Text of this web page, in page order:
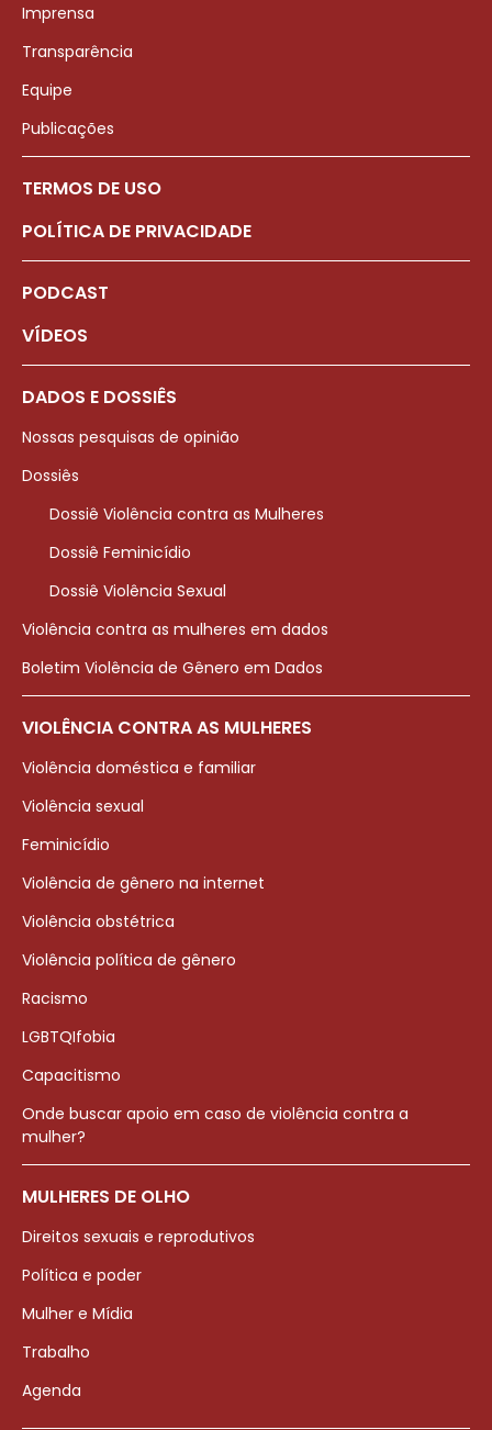
Imprensa
Transparência
Equipe
Publicações
TERMOS DE USO
POLÍTICA DE PRIVACIDADE
PODCAST
VÍDEOS
DADOS E DOSSIÊS
Nossas pesquisas de opinião
Dossiês
Dossiê Violência contra as Mulheres
Dossiê Feminicídio
Dossiê Violência Sexual
Violência contra as mulheres em dados
Boletim Violência de Gênero em Dados
VIOLÊNCIA CONTRA AS MULHERES
Violência doméstica e familiar
Violência sexual
Feminicídio
Violência de gênero na internet
Violência obstétrica
Violência política de gênero
Racismo
LGBTQIfobia
Capacitismo
Onde buscar apoio em caso de violência contra a
mulher?
MULHERES DE OLHO
Direitos sexuais e reprodutivos
Política e poder
Mulher e Mídia
Trabalho
Agenda